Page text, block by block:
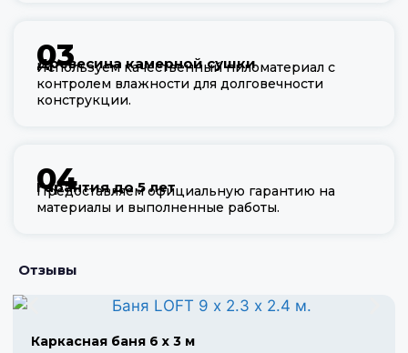
03
Древесина камерной сушки
Используем качественный пиломатериал с
контролем влажности для долговечности
конструкции.
04
Гарантия до 5 лет
Предоставляем официальную гарантию на
материалы и выполненные работы.
Отзывы
Каркасная баня 6 х 3 м